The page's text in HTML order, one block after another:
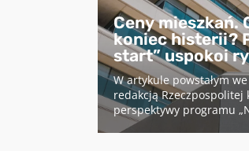
Ceny mieszkań.
koniec histerii?
start” uspokoi
W artykule powstałym
redakcją Rzeczpospolitej
perspektywy programu